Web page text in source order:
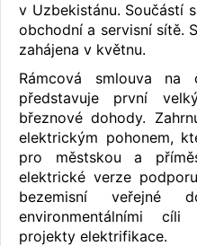
v Uzbekistánu. Součástí
obchodní a servisní sítě.
zahájena v květnu.
Rámcová smlouva na
představuje první
březnové dohody.
elektrickým pohonem,
pro městskou a
elektrické verze
bezemisní veřejné
environmentálními
projekty elektrifikace.